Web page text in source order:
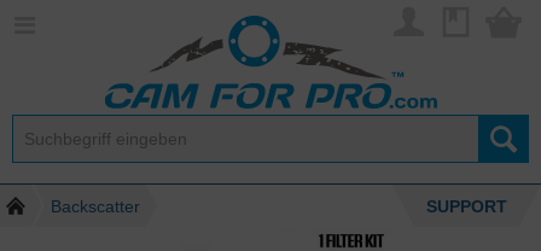
Backscatter SUPPORT